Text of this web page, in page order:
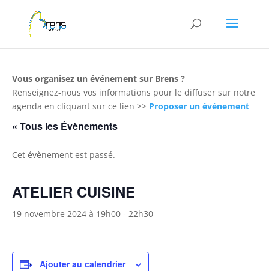
Vous organisez un événement sur Brens ?
Renseignez-nous vos informations pour le diffuser sur notre
agenda en cliquant sur ce lien >> Proposer un événement
« Tous les Évènements
Cet évènement est passé.
ATELIER CUISINE
19 novembre 2024 à 19h00 - 22h30
Ajouter au calendrier